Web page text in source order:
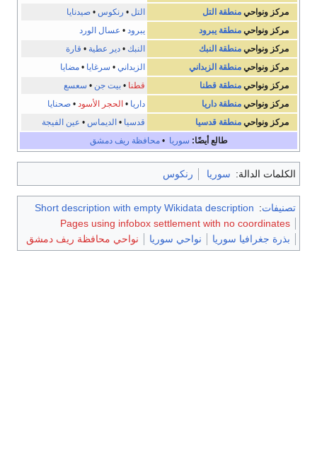
مركز ونواحيمنطقة التل التل • رنكوس •صيدنايا
مركز ونواحيمنطقة يبرود يبرود • عسال الورد
مركز ونواحيمنطقة النبك النبك •دير عطية • قارة
مركز ونواحيمنطقة الزبداني الزبداني • سرغايا •مضايا
مركز ونواحيمنطقة قطنا قطنا •بيت جن • سعسع
مركز ونواحيمنطقة داريا داريا • الحجر الأسود •صحنايا
مركز ونواحيمنطقة قدسيا قدسيا • الديماس • عين الفيجة
طالع أيضًا: سوريا •محافظة ريف دمشق
الكلمات الدالة: سوريا رنكوس
تصنيفات:
Short description with empty Wikidata description
Pages using infobox settlement with no coordinates
بذرة جغرافيا سوريا
نواحي سوريا نواحي محافظة ريف دمشق